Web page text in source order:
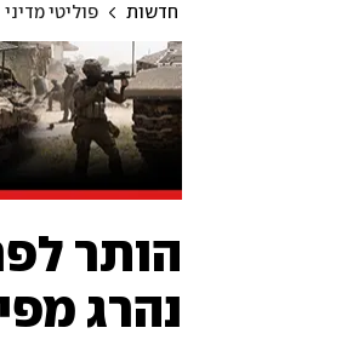
חדשות פוליטי מדיני
הותר
נהרג